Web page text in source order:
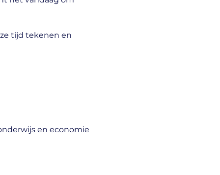
tijd tekenen en
en economie